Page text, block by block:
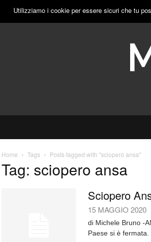
DOMENICA, 9 AGOSTO 2026 PUBBLICITÀ
Home Tags Posts tagged with "sciopero ansa"
Tag: sciopero ansa
Sciopero
15 MAGGIO 2020
di Michele Bruno -
Paese si è fermata.
Utilizziamo i cookie per essere sicuri che tu